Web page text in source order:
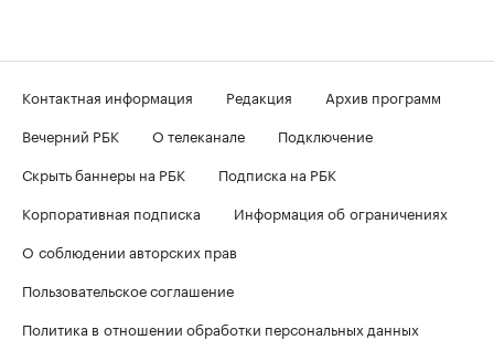
Контактная информация Редакция
Архив программ
Вечерний РБК
О телеканале
Подключение
Скрыть баннеры на РБК
Подписка на РБК
Корпоративная подписка
Информация об ограничениях
О соблюдении авторских прав
Пользовательское соглашение
Политика в отношении обработки персональных данных